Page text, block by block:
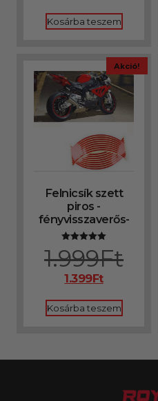
Kosárba teszem
Akció!
Felnicsík szett
piros -
fényvisszaverős-
Értékelés:
5.00
/ 5
1.999Ft
1.399Ft
Kosárba teszem